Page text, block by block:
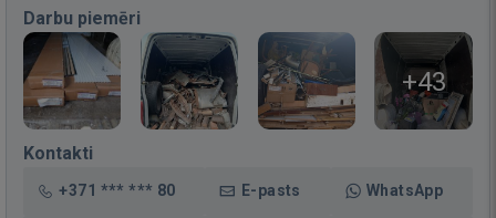
Darbu piemēri
+43
Kontakti
+371 *** *** 80 E-pasts WhatsApp